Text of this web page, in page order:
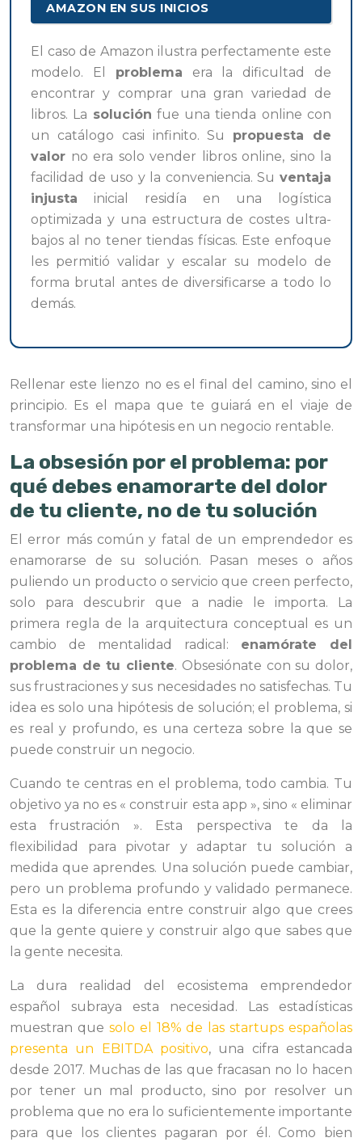
AMAZON EN SUS INICIOS
El caso de Amazon ilustra perfectamente este
modelo. El problema era la dificultad de
encontrar y comprar una gran variedad de
libros. La solución fue una tienda online con
un catálogo casi infinito. Su propuesta de
valor no era solo vender libros online, sino la
facilidad de uso y la conveniencia. Su ventaja
injusta inicial residía en una logística
optimizada y una estructura de costes ultra-
bajos al no tener tiendas físicas. Este enfoque
les permitió validar y escalar su modelo de
forma brutal antes de diversificarse a todo lo
demás.
Rellenar este lienzo no es el final del camino, sino el
principio. Es el mapa que te guiará en el viaje de
transformar una hipótesis en un negocio rentable.
La obsesión por el problema: por
qué debes enamorarte del dolor
de tu cliente, no de tu solución
El error más común y fatal de un emprendedor es
enamorarse de su solución. Pasan meses o años
puliendo un producto o servicio que creen perfecto,
solo para descubrir que a nadie le importa. La
primera regla de la arquitectura conceptual es un
cambio de mentalidad radical: enamórate del
problema de tu cliente. Obsesiónate con su dolor,
sus frustraciones y sus necesidades no satisfechas. Tu
idea es solo una hipótesis de solución; el problema, si
es real y profundo, es una certeza sobre la que se
puede construir un negocio.
Cuando te centras en el problema, todo cambia. Tu
objetivo ya no es « construir esta app », sino « eliminar
esta frustración ». Esta perspectiva te da la
flexibilidad para pivotar y adaptar tu solución a
medida que aprendes. Una solución puede cambiar,
pero un problema profundo y validado permanece.
Esta es la diferencia entre construir algo que crees
que la gente quiere y construir algo que sabes que
la gente necesita.
La dura realidad del ecosistema emprendedor
español subraya esta necesidad. Las estadísticas
muestran que solo el 18% de las startups españolas
presenta un EBITDA positivo, una cifra estancada
desde 2017. Muchas de las que fracasan no lo hacen
por tener un mal producto, sino por resolver un
problema que no era lo suficientemente importante
para que los clientes pagaran por él. Como bien